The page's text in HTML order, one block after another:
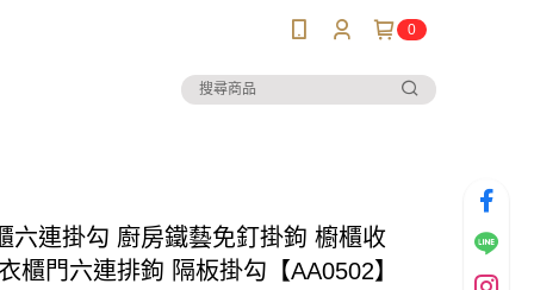
0
六連掛勾 廚房鐵藝免釘掛鉤 櫥櫃收
櫃門六連排鉤 隔板掛勾【AA0502】